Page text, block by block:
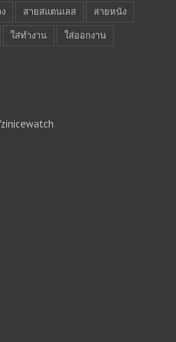
สายสแตนเลส
สายหนัง
ใส่ทำงาน ใส่ออกงาน